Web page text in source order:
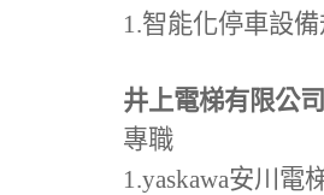
1.智能化停車設
井上電梯有限公司
專職
1.yaskawa安川電